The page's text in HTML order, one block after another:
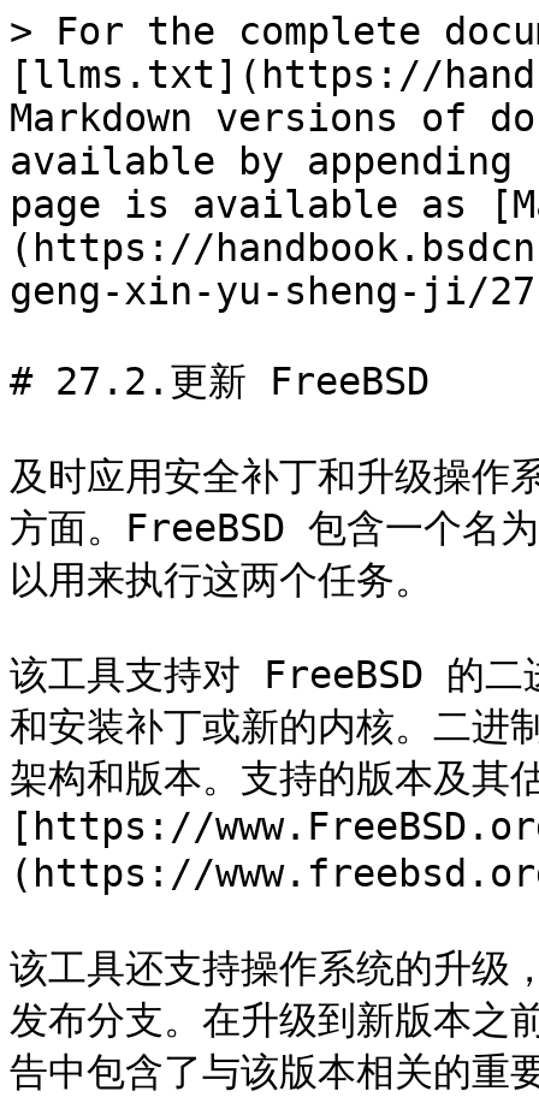
> For the complete
[llms.txt](https://
Markdown versions of
available by
page is available as
(https://
geng-xin-yu-sheng-ji/
# 27.2.更新 FreeBSD
及时应用安全补丁和升级操作
方面。FreeBSD 包含一个
以用来执行这两个任务。
该工具支持对 FreeBSD 的二
和安装补丁或新的内核。二进
架构和版本。支持的版本及其
[https://
(https://
该工具还支持操作系统的升级
发布分支。在升级到新版本之
告中包含了与该版本相关的重